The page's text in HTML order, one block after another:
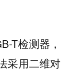
T检测器，
采用二维对